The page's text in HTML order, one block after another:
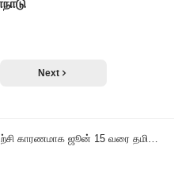
Next
ஜூன் 15 வரை தமிழ்நாட்டில் கனமழைக்கு வாய்ப்பு